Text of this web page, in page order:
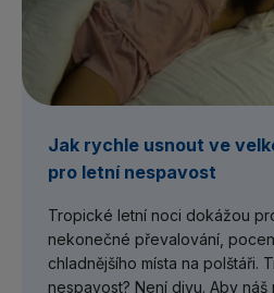
Jak rychle usnout ve
pro letní nespavost
Tropické letní noci dokážou
nekonečné převalování,
chladnějšího místa na polštáři.
nespavost? Není divu. Aby náš